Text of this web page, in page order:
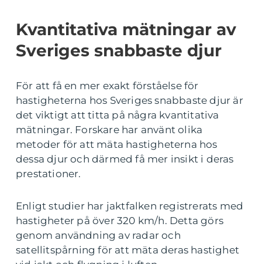
Kvantitativa mätningar av
Sveriges snabbaste djur
För att få en mer exakt förståelse för
hastigheterna hos Sveriges snabbaste djur är
det viktigt att titta på några kvantitativa
mätningar. Forskare har använt olika
metoder för att mäta hastigheterna hos
dessa djur och därmed få mer insikt i deras
prestationer.
Enligt studier har jaktfalken registrerats med
hastigheter på över 320 km/h. Detta görs
genom användning av radar och
satellitspårning för att mäta deras hastighet